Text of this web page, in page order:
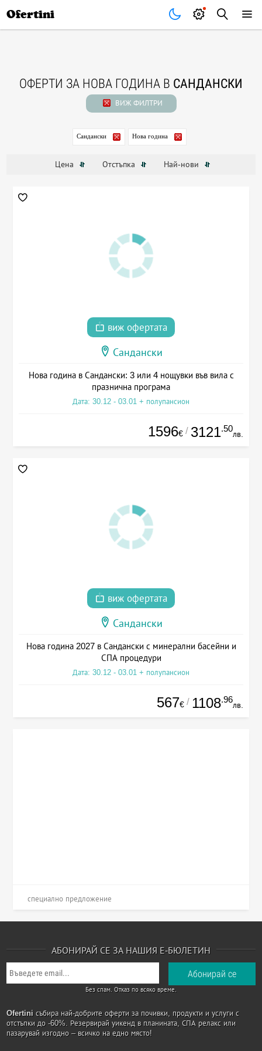
Ofertini
ОФЕРТИ ЗА НОВА ГОДИНА В САНДАНСКИ
ВИЖ ФИЛТРИ
Сандански Нова година
Цена Отстъпка Най-нови
виж офертата
Сандански
Нова година в Сандански: 3 или 4 нощувки във вила с
празнична програма
Дата: 30.12 - 03.01 + полупансион
1596€ / 3121.50
лв.
виж офертата
Сандански
Нова година 2027 в Сандански с минерални басейни и
СПА процедури
Дата: 30.12 - 03.01 + полупансион
567€ / 1108.96
лв.
специално предложение
АБОНИРАЙ СЕ ЗА НАШИЯ Е-БЮЛЕТИН
Без спам. Отказ по всяко време.
Ofertini събира най-добрите оферти за почивки, продукти и услуги с
отстъпки до -60%. Резервирай уикенд в планината, СПА релакс или
пазарувай изгодно – всичко на едно място!